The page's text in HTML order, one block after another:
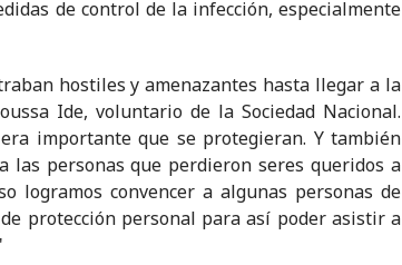
de control de la infección, especialmente
hostiles y amenazantes hasta llegar a la
Ide, voluntario de la Sociedad Nacional.
importante que se protegieran. Y también
las personas que perdieron seres queridos a
logramos convencer a algunas personas de
protección personal para así poder asistir a